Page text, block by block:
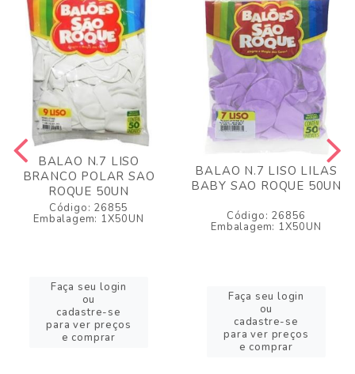
BALAO N.7 LISO
BRANCO POLAR SAO
ROQUE 50UN
Código: 26855
Embalagem: 1X50UN
Faça seu login
ou
cadastre-se
para ver preços
e comprar
BALAO N.7 LISO LILAS
BABY SAO ROQUE 50UN
Código: 26856
Embalagem: 1X50UN
Faça seu login
ou
cadastre-se
para ver preços
e comprar